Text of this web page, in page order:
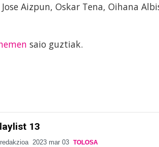
Aizpun, Oskar Tena, Oihana
saio guztiak.
13
2023 mar 03 TOLOSA